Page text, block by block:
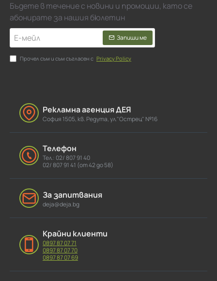
Бъдете в течение с новини и промоции, като се
абонирате за нашия бюлетин
Е-
мейл
Запиши ме
Прочел съм и съм съгласен с Privacy Policy
Рекламна агенция ДЕЯ
София 1505, кв. Редута, ул."Острец" №16
Телефон
Тел.: 02/ 807 91 40
02/ 807 91 41 (от 42 до 58)
За запитвания
deja@deja.bg
Крайни клиенти
0897 87 07 71
0897 87 07 70
0897 87 07 69